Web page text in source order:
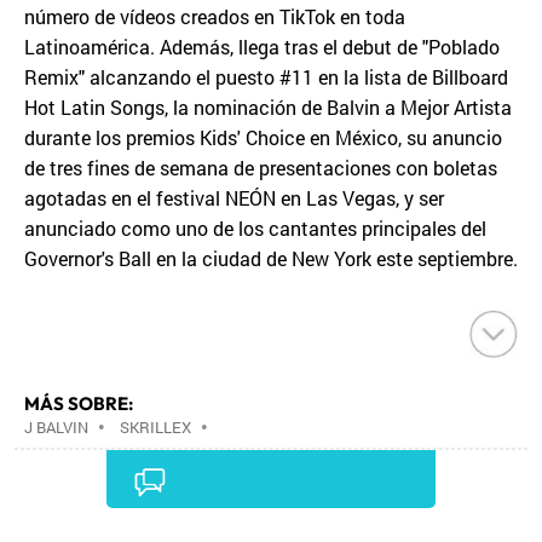
número de vídeos creados en TikTok en toda
Latinoamérica. Además, llega tras el debut de "Poblado
Remix" alcanzando el puesto #11 en la lista de Billboard
Hot Latin Songs, la nominación de Balvin a Mejor Artista
durante los premios Kids' Choice en México, su anuncio
de tres fines de semana de presentaciones con boletas
agotadas en el festival NEÓN en Las Vegas, y ser
anunciado como uno de los cantantes principales del
Governor's Ball en la ciudad de New York este septiembre.
MÁS SOBRE:
J BALVIN • SKRILLEX •